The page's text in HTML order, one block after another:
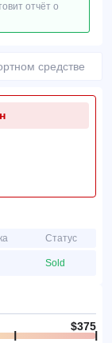
отчёт о
средстве
Статус
Sold
$375